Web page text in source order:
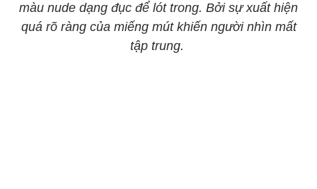
màu nude dạng đục để lót trong. Bởi sự xuất hiện
quá rõ ràng của miếng mút khiến người nhìn mất
tập trung.